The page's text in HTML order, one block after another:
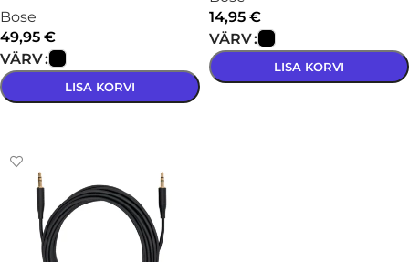
Bose
49,95 €
VÄRV
LISA KORVI
14,95 €
VÄRV
LISA KORVI